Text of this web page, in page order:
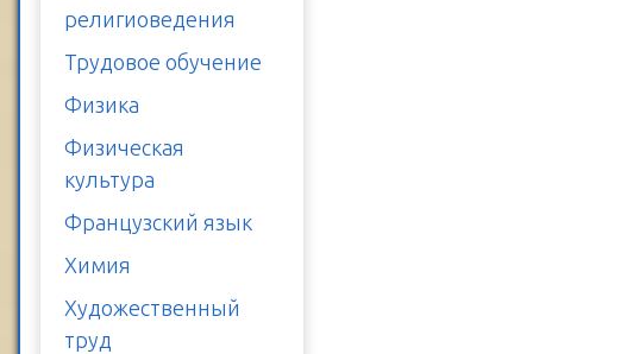
религиоведения
Трудовое обучение
Физика
Физическая
культура
Французский язык
Химия
Художественный
труд